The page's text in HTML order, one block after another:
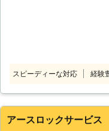
スピーディーな対応 経験
アースロックサービス